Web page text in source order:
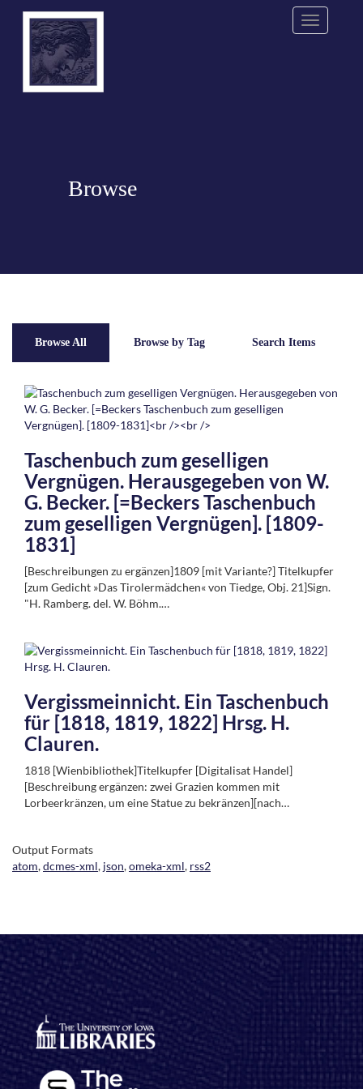
Menu
Browse
Browse All Browse by Tag Search Items
Taschenbuch zum geselligen
Vergnügen. Herausgegeben von W.
G. Becker. [=Beckers Taschenbuch
zum geselligen Vergnügen]. [1809-
1831]
[Beschreibungen zu ergänzen]1809 [mit Variante?] Titelkupfer
[zum Gedicht »Das Tirolermädchen« von Tiedge, Obj. 21]Sign.
"H. Ramberg. del. W. Böhm.…
Vergissmeinnicht. Ein Taschenbuch
für [1818, 1819, 1822] Hrsg. H.
Clauren.
1818 [Wienbibliothek]Titelkupfer [Digitalisat Handel]
[Beschreibung ergänzen: zwei Grazien kommen mit
Lorbeerkränzen, um eine Statue zu bekränzen][nach…
Output Formats
atom,dcmes-xml, json,omeka-xml, rss2